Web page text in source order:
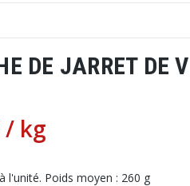
DE JARRET DE
/ kg
l'unité. Poids moyen : 260 g